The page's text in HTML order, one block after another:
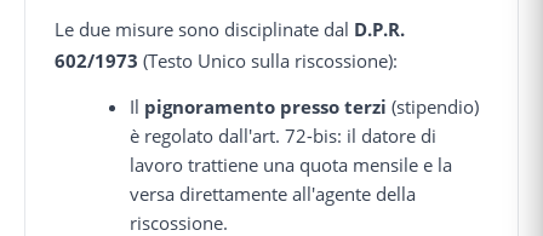
Le due misure sono disciplinate dal D.P.R.
602/1973 (Testo Unico sulla riscossione):
Il pignoramento presso terzi (stipendio)
è regolato dall'art. 72-bis: il datore di
lavoro trattiene una quota mensile e la
versa direttamente all'agente della
riscossione.